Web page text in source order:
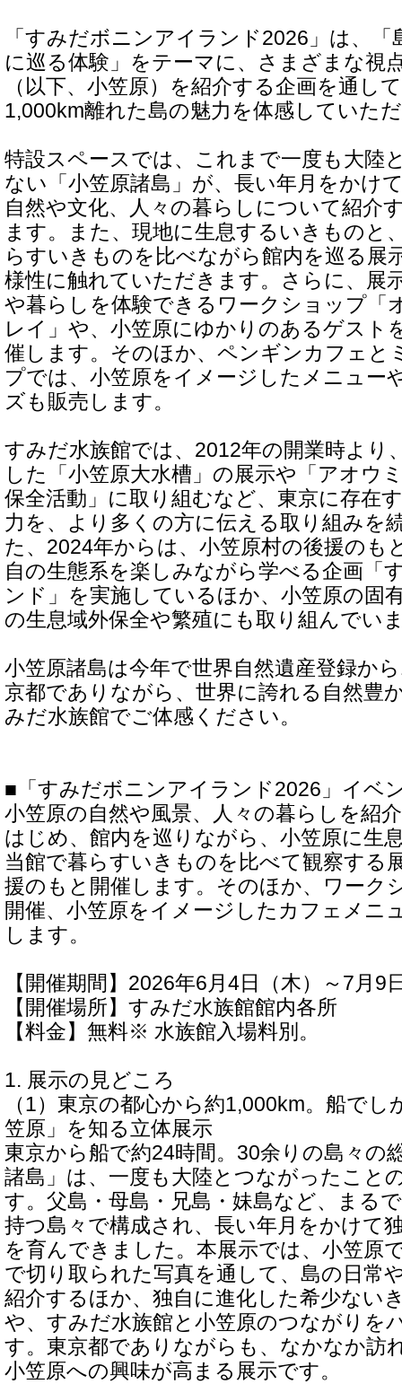
「すみだボニンアイランド2026」は、
に巡る体験」をテーマに、さまざまな視
（以下、小笠原）を紹介する企画を通し
1,000km離れた島の魅力を体感していた
特設スペースでは、これまで一度も大陸
ない「小笠原諸島」が、長い年月をかけ
自然や文化、人々の暮らしについて紹介
ます。また、現地に生息するいきものと
らすいきものを比べながら館内を巡る展
様性に触れていただきます。さらに、展
や暮らしを体験できるワークショップ「
レイ」や、小笠原にゆかりのあるゲスト
催します。そのほか、ペンギンカフェと
プでは、小笠原をイメージしたメニュー
ズも販売します。
すみだ水族館では、2012年の開業時より
した「小笠原大水槽」の展示や「アオウ
保全活動」に取り組むなど、東京に存在
力を、より多くの方に伝える取り組みを
た、2024年からは、小笠原村の後援のも
自の生態系を楽しみながら学べる企画「
ンド」を実施しているほか、小笠原の固
の生息域外保全や繁殖にも取り組んでい
小笠原諸島は今年で世界自然遺産登録か
京都でありながら、世界に誇れる自然豊
みだ水族館でご体感ください。
■「すみだボニンアイランド2026」イベ
小笠原の自然や風景、人々の暮らしを紹
はじめ、館内を巡りながら、小笠原に生
当館で暮らすいきものを比べて観察する
援のもと開催します。そのほか、ワーク
開催、小笠原をイメージしたカフェメニ
します。
【開催期間】2026年6月4日（木）～7月9
【開催場所】すみだ水族館館内各所
【料金】無料※ 水族館入場料別。
1. 展示の見どころ
（1）東京の都心から約1,000km。船で
笠原」を知る立体展示
東京から船で約24時間。30余りの島々の
諸島」は、一度も大陸とつながったこと
す。父島・母島・兄島・妹島など、まる
持つ島々で構成され、長い年月をかけて
を育んできました。本展示では、小笠原
で切り取られた写真を通して、島の日常
紹介するほか、独自に進化した希少ない
や、すみだ水族館と小笠原のつながりを
す。東京都でありながらも、なかなか訪
小笠原への興味が高まる展示です。